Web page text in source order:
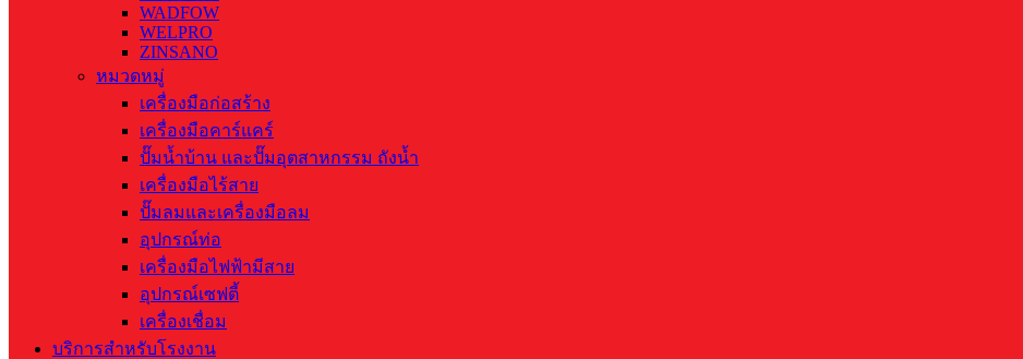
WADFOW
WELPRO
ZINSANO
หมวดหมู่
เครื่องมือก่อสร้าง
เครื่องมือคาร์แคร์
ปั๊มน้ำบ้าน และปั๊มอุตสาหกรรม ถังน้ำ
เครื่องมือไร้สาย
ปั๊มลมและเครื่องมือลม
อุปกรณ์ท่อ
เครื่องมือไฟฟ้ามีสาย
อุปกรณ์เซฟตี้
เครื่องเชื่อม
บริการสำหรับโรงงาน